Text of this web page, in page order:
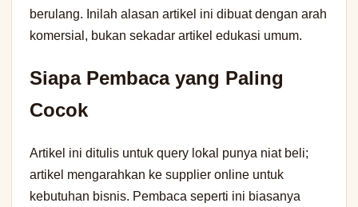
berulang. Inilah alasan artikel ini dibuat dengan arah
komersial, bukan sekadar artikel edukasi umum.
Siapa Pembaca yang Paling
Cocok
Artikel ini ditulis untuk query lokal punya niat beli;
artikel mengarahkan ke supplier online untuk
kebutuhan bisnis. Pembaca seperti ini biasanya